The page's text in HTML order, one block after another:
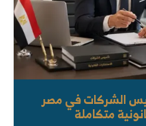
الشركات في مصر
متكاملة